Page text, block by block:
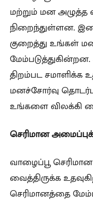
மற்றும் மன அழுத்த
நிறைந்துள்ளன.
குறைத்து உங்கள்
திறம்பட சமாளிக்க
மனச்சோர்வு
உங்களை விலக்கி
செரிமான
வாழைப்பூ
வைத்திருக்க
செரிமானத்தை